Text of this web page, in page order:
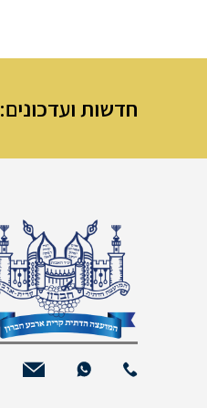
חדשות ועדכונים: